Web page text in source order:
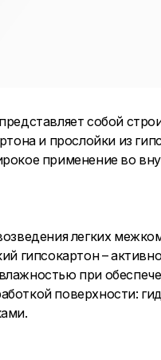
собой
и прослойки из
применение во
легких
гипсокартон –
при
поверхности: